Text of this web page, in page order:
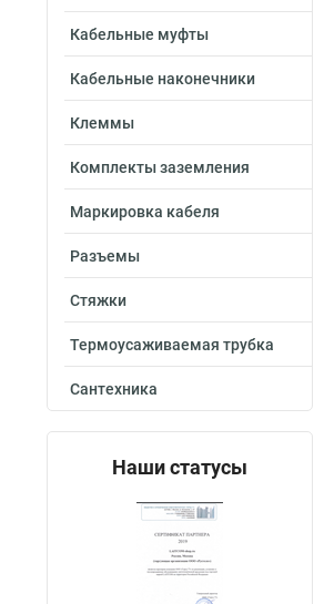
Кабельные муфты
Кабельные наконечники
Клеммы
Комплекты заземления
Маркировка кабеля
Разъемы
Стяжки
Термоусаживаемая трубка
Сантехника
Наши статусы